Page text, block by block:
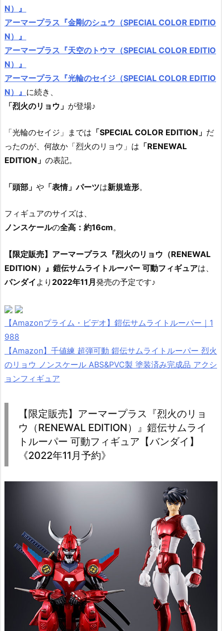
N）』
アーマープラス『金剛のシュウ（SPECIAL COLOR EDITIO
N）』
アーマープラス『天空のトウマ（SPECIAL COLOR EDITIO
N）』
アーマープラス『光輪のセイジ（SPECIAL COLOR EDITIO
N）』 に続き、
「烈火のリョウ」 が登場♪
「光輪のセイジ」までは 「SPECIAL COLOR EDITION」 だ
ったのが、何故か「烈火のリョウ」は 「RENEWAL
EDITION」 の表記。
「頭部」 や 「表情」パーツは新規造形。
フィギュアのサイズは、
ノンスケールの全高：約16cm。
【限定販売】アーマープラス『烈火のリョウ（RENEWAL
EDITION）』鎧伝サムライトルーパー 可動フィギュアは、
バンダイ より 2022年11月発売の予定です♪
【Amazonプライム・ビデオ】鎧伝サムライトルーパー｜1
988
【Amazon】千値練 超弾可動 鎧伝サムライトルーパー 烈火
のリョウ ノンスケール ABS&PVC製 塗装済み完成品 アクシ
ョンフィギュア
【限定販売】アーマープラス『烈火のリョ
ウ（RENEWAL EDITION）』鎧伝サムライ
トルーパー 可動フィギュア【バンダイ】
《2022年11月予約》